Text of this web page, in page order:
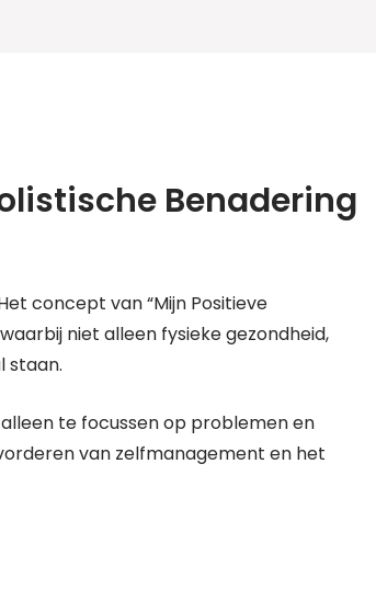
Benadering
concept van “Mijn Positieve
niet alleen fysieke gezondheid,
staan.
te focussen op problemen en
van zelfmanagement en het